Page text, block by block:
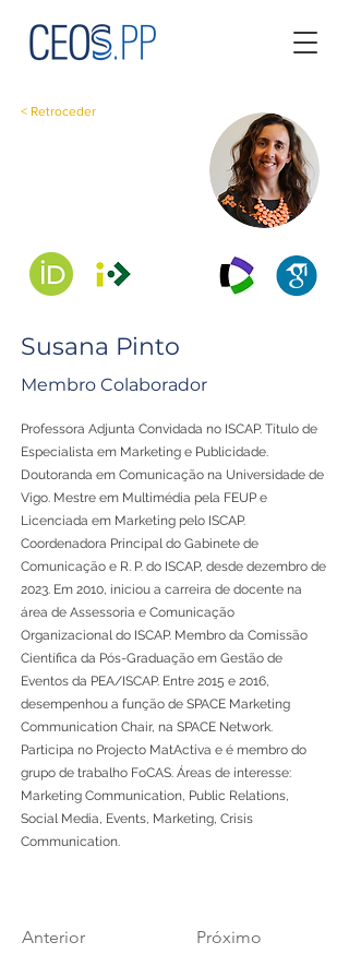
< Retroceder
Susana Pinto
Membro Colaborador
Professora Adjunta Convidada no ISCAP. Título de
Especialista em Marketing e Publicidade.
Doutoranda em Comunicação na Universidade de
Vigo. Mestre em Multimédia pela FEUP e
Licenciada em Marketing pelo ISCAP.
Coordenadora Principal do Gabinete de
Comunicação e R. P. do ISCAP, desde dezembro de
2023. Em 2010, iniciou a carreira de docente na
área de Assessoria e Comunicação
Organizacional do ISCAP. Membro da Comissão
Científica da Pós-Graduação em Gestão de
Eventos da PEA/ISCAP. Entre 2015 e 2016,
desempenhou a função de SPACE Marketing
Communication Chair, na SPACE Network.
Participa no Projecto MatActiva e é membro do
grupo de trabalho FoCAS. Áreas de interesse:
Marketing Communication, Public Relations,
Social Media, Events, Marketing, Crisis
Communication.
Anterior Próximo